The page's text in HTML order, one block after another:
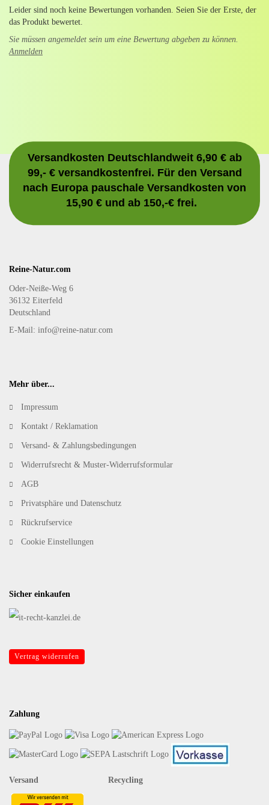
Leider sind noch keine Bewertungen vorhanden. Seien Sie der Erste, der
das Produkt bewertet.
Sie müssen angemeldet sein um eine Bewertung abgeben zu können.
Anmelden
Versandkosten Deutschlandweit 6,90 € ab
99,- € versandkostenfrei. Für den Versand
nach Europa pauschale Versandkosten von
15,90 € und ab 150,-€ frei.
Reine-Natur.com
Oder-Neiße-Weg 6
36132 Eiterfeld
Deutschland
E-Mail: info@reine-natur.com
Mehr über...
Impressum
Kontakt / Reklamation
Versand- & Zahlungsbedingungen
Widerrufsrecht & Muster-Widerrufsformular
AGB
Privatsphäre und Datenschutz
Rückrufservice
Cookie Einstellungen
Sicher einkaufen
Vertrag widerrufen
Zahlung
Versand Recycling